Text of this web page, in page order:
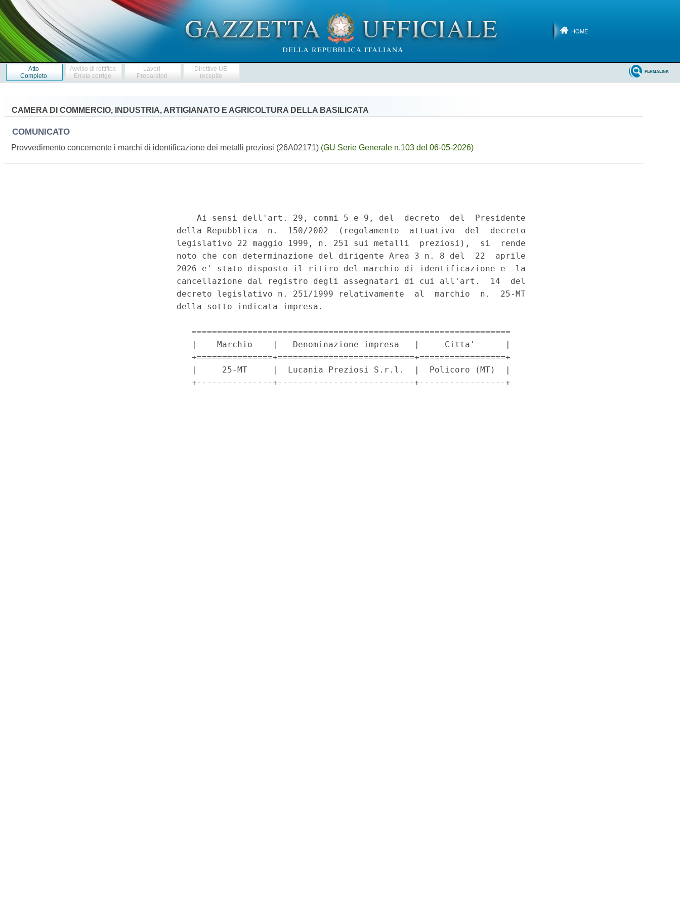
HOME
Atto
Completo
Avviso di rettifica
Errata corrige
Lavori
Preparatori
Direttive UE
recepite
PERMALINK
CAMERA DI COMMERCIO, INDUSTRIA, ARTIGIANATO E AGRICOLTURA DELLA BASILICATA
COMUNICATO
Provvedimento concernente i marchi di identificazione dei metalli preziosi (26A02171) (GU Serie Generale n.103 del 06-05-2026)